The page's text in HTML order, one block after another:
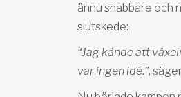
ännu snabbare och
slutskede:
“Jag kände att
var ingen idé.”,